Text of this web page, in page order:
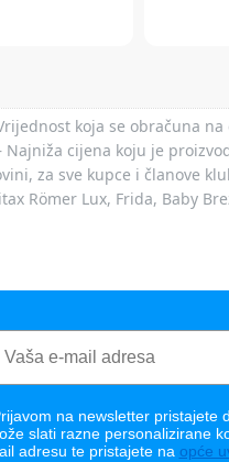
koja se obračuna
Najniža cijena koju je
za sve kupce i članove
Lux, Frida, Baby
na newsletter pristajete
slati razne personalizirane
adresu te pristajete na opće